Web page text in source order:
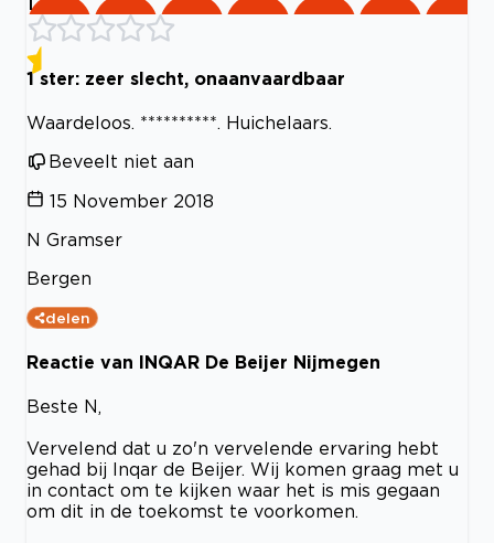
1 ster: zeer slecht, onaanvaardbaar
Waardeloos. **********. Huichelaars.
Beveelt niet aan
15 November 2018
N Gramser
Bergen
delen
Reactie van INQAR De Beijer Nijmegen
Beste N,
Vervelend dat u zo'n vervelende ervaring hebt
gehad bij Inqar de Beijer. Wij komen graag met u
in contact om te kijken waar het is mis gegaan
om dit in de toekomst te voorkomen.